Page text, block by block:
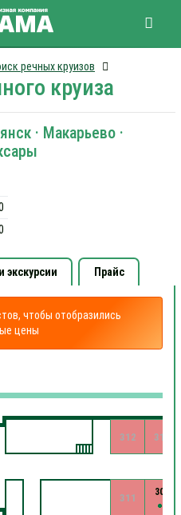
речных круизов
круиза
· Макарьево ·
экскурсии Прайс
чтобы отобразились
цены
309
310
311
312